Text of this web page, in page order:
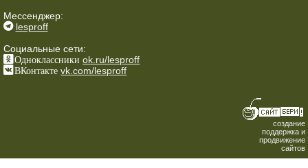
Мессенджер:
lesproff
Социальные сети:
Одноклассники ok.ru/lesproff
ВКонтакте vk.com/lesproff
создание
поддержка и
продвижение
сайтов